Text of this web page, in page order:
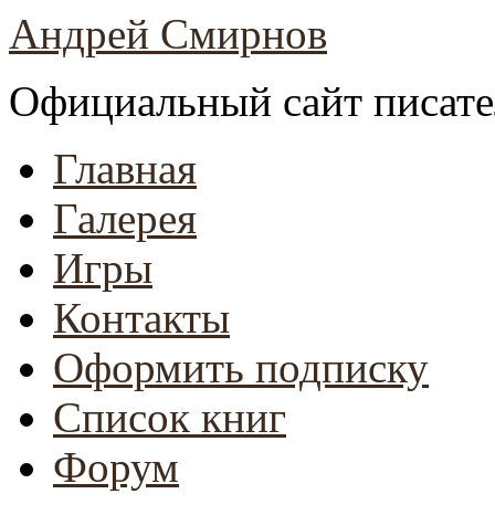
Андрей Смирнов
Официальный сайт
Главная
Галерея
Игры
Контакты
Оформить подписку
Список книг
Форум